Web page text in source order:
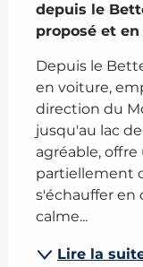
depuis le
proposé et
Depuis le
en voiture,
direction du
jusqu'au lac
agréable,
partiellement
s'échauffer en
calme...
Lire la